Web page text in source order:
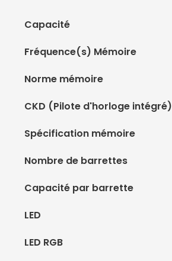
Capacité
Fréquence(s) Mémoire
Norme mémoire
CKD (Pilote d'horloge intégré)
Spécification mémoire
Nombre de barrettes
Capacité par barrette
LED
LED RGB